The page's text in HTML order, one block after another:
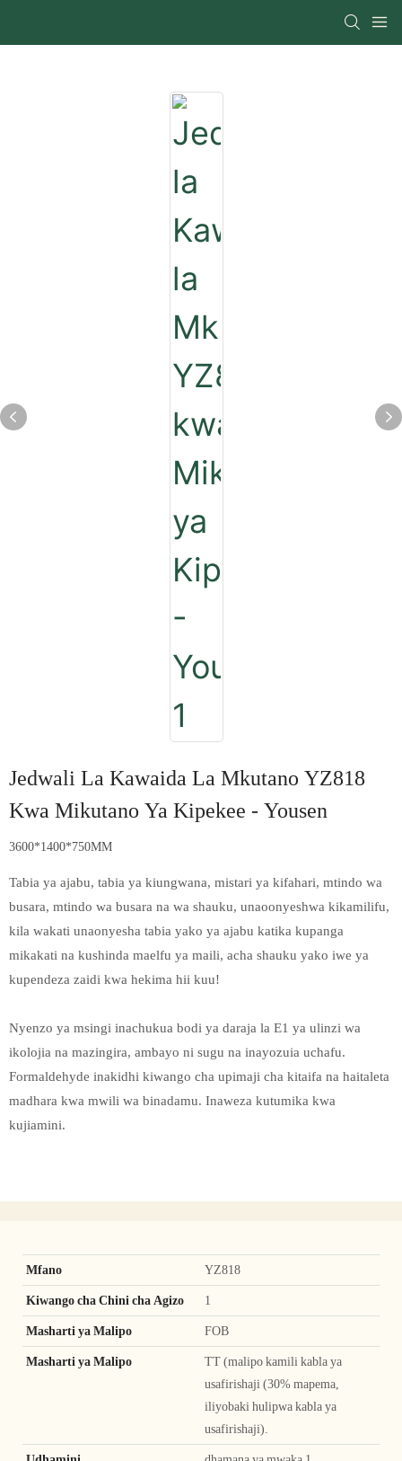
Jedwali La Kawaida La Mkutano YZ818
Kwa Mikutano Ya Kipekee - Yousen
3600*1400*750MM
Tabia ya ajabu, tabia ya kiungwana, mistari ya kifahari, mtindo wa
busara, mtindo wa busara na wa shauku, unaoonyeshwa kikamilifu,
kila wakati unaonyesha tabia yako ya ajabu katika kupanga
mikakati na kushinda maelfu ya maili, acha shauku yako iwe ya
kupendeza zaidi kwa hekima hii kuu!
Nyenzo ya msingi inachukua bodi ya daraja la E1 ya ulinzi wa
ikolojia na mazingira, ambayo ni sugu na inayozuia uchafu.
Formaldehyde inakidhi kiwango cha upimaji cha kitaifa na haitaleta
madhara kwa mwili wa binadamu. Inaweza kutumika kwa
kujiamini.
Mfano YZ818
Kiwango cha Chini cha Agizo 1
Masharti ya Malipo FOB
Masharti ya Malipo
TT (malipo kamili kabla ya
usafirishaji (30% mapema,
iliyobaki hulipwa kabla ya
usafirishaji).